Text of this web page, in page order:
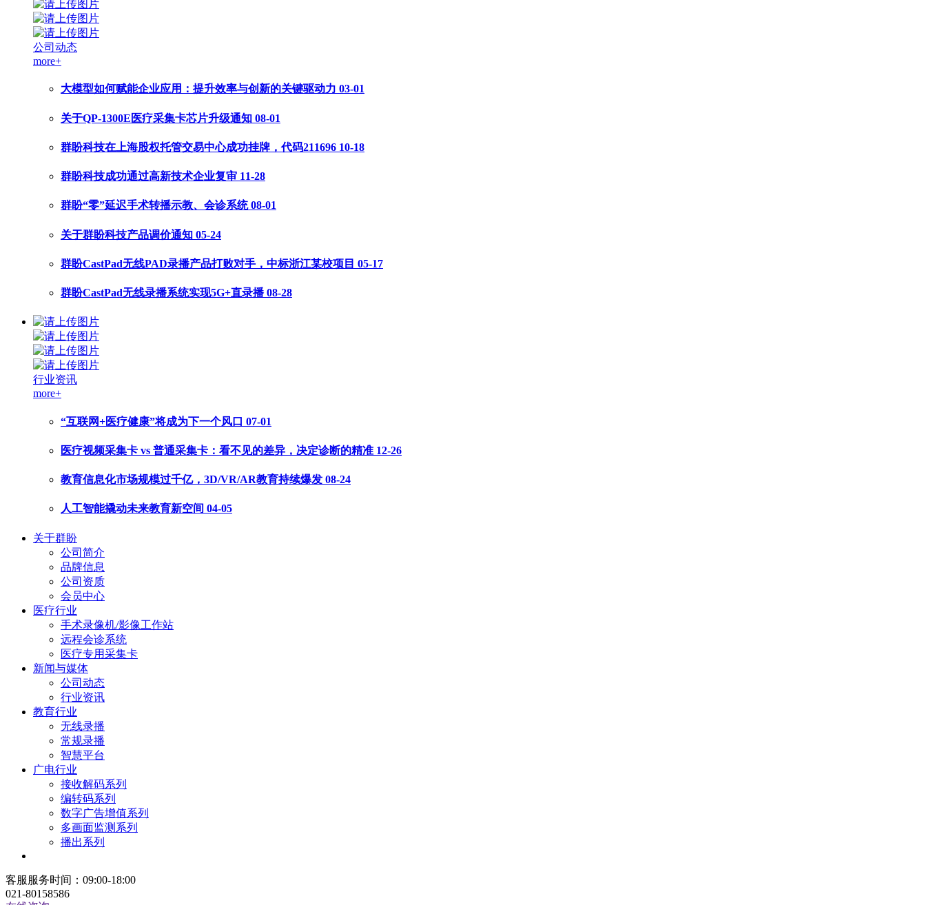
公司动态
more+
大模型如何赋能企业应用：提升效率与创新的关键驱动力 03-01
关于QP-1300E医疗采集卡芯片升级通知 08-01
群盼科技在上海股权托管交易中心成功挂牌，代码211696 10-18
群盼科技成功通过高新技术企业复审 11-28
群盼“零”延迟手术转播示教、会诊系统 08-01
关于群盼科技产品调价通知 05-24
群盼CastPad无线PAD录播产品打败对手，中标浙江某校项目 05-17
群盼CastPad无线录播系统实现5G+直录播 08-28
行业资讯
more+
“互联网+医疗健康”将成为下一个风口 07-01
医疗视频采集卡 vs 普通采集卡：看不见的差异，决定诊断的精准 12-26
教育信息化市场规模过千亿，3D/VR/AR教育持续爆发 08-24
人工智能撬动未来教育新空间 04-05
关于群盼
公司简介
品牌信息
公司资质
会员中心
医疗行业
手术录像机/影像工作站
远程会诊系统
医疗专用采集卡
新闻与媒体
公司动态
行业资讯
教育行业
无线录播
常规录播
智慧平台
广电行业
接收解码系列
编转码系列
数字广告增值系列
多画面监测系列
播出系列
客服服务时间：09:00-18:00
021-80158586